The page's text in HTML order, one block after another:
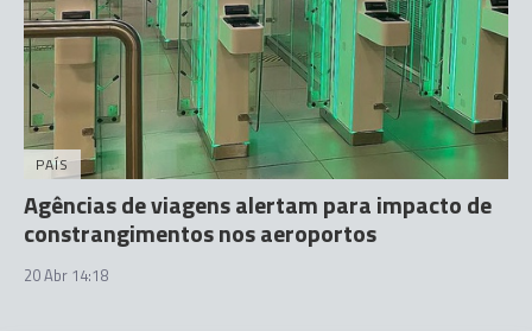
PAÍS
Agências de viagens alertam para impacto de
constrangimentos nos aeroportos
20 Abr 14:18